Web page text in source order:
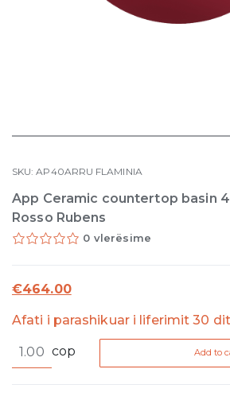
SKU:AP40ARRU FLAMINIA
App Ceramic countertop basin
Rosso Rubens
0 vlerësime
€464.00
Afati i parashikuar i liferimit 30
Ceramiccop Add to